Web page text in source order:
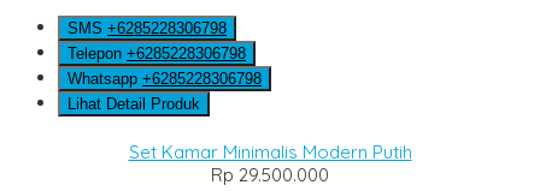
SMS +6285228306798
Telepon +6285228306798
Whatsapp +6285228306798
Lihat Detail Produk
Set Kamar Minimalis Modern Putih
Rp 29.500.000